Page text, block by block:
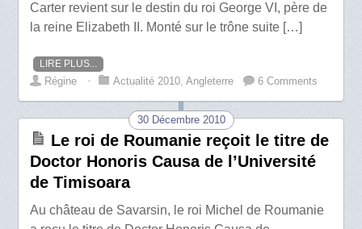
Carter revient sur le destin du roi George VI, père de
la reine Elizabeth II. Monté sur le trône suite […]
LIRE PLUS...
Régine ⋅ Actualité 2010 ,Angleterre 6 Comments
30 Décembre 2010
Le roi de Roumanie reçoit le titre de
Doctor Honoris Causa de l’Université
de Timisoara
Au château de Savarsin, le roi Michel de Roumanie